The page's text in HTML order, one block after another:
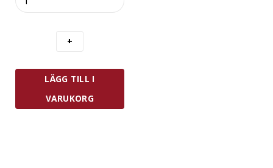
Extrasladd
mängd
LÄGG TILL I
VARUKORG